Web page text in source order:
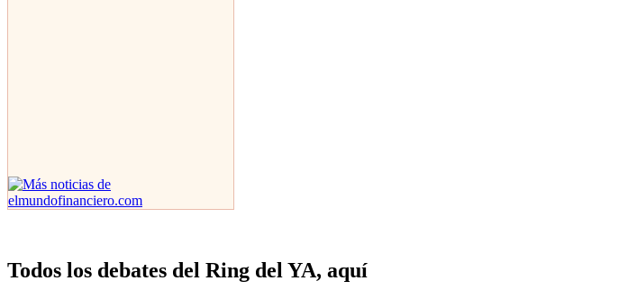
Todos los debates del Ring del YA, aquí